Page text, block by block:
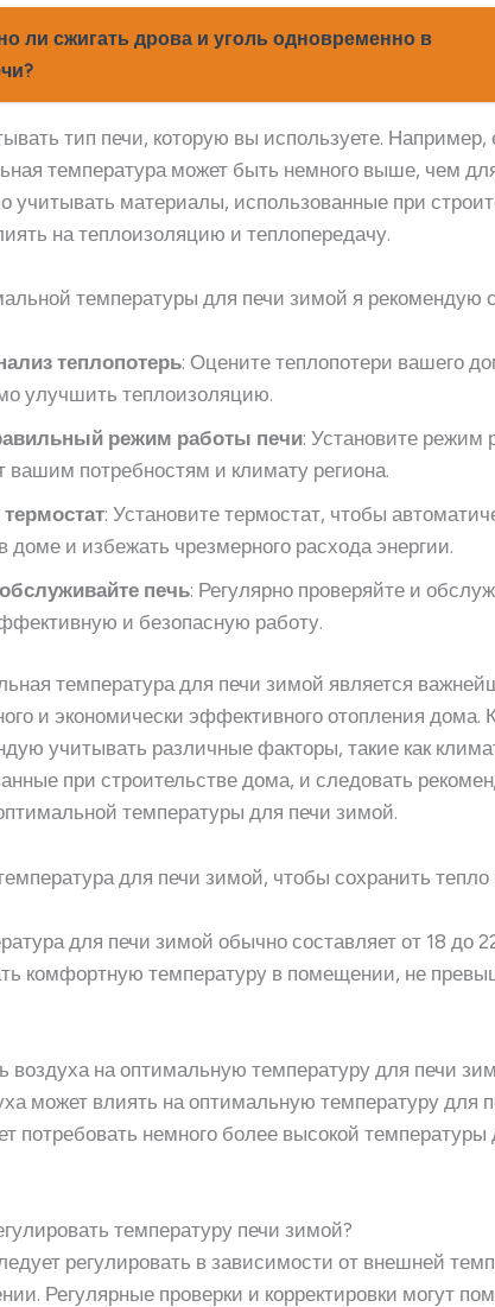
ли сжигать дрова и уголь одновременно в
тип печи, которую вы используете.
температура может быть немного выше, чем
учитывать материалы, использованные при
на теплоизоляцию и теплопередачу.
температуры для печи зимой я рекомендую
теплопотерь: Оцените теплопотери вашего
улучшить теплоизоляцию.
режим работы печи: Установите режим
вашим потребностям и климату региона.
: Установите термостат, чтобы
доме и избежать чрезмерного расхода энергии.
печь: Регулярно проверяйте и
и безопасную работу.
температура для печи зимой является
и экономически эффективного отопления дома.
учитывать различные факторы, такие как
при строительстве дома, и следовать
температуры для печи зимой.
для печи зимой, чтобы сохранить
для печи зимой обычно составляет от 18 до
комфортную температуру в помещении, не
воздуха на оптимальную температуру для печи
может влиять на оптимальную температуру для
потребовать немного более высокой
температуру печи зимой?
регулировать в зависимости от внешней
Регулярные проверки и корректировки могут